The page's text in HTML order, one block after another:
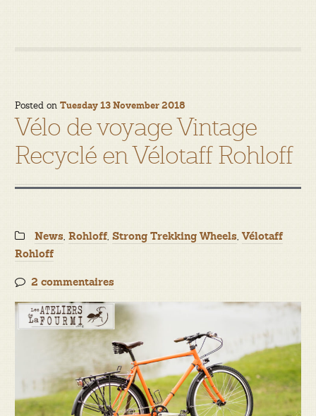
Posted on Tuesday 13 November 2018
Vélo de voyage Vintage
Recyclé en Vélotaff Rohloff
Categories:
News, Rohloff, Strong Trekking Wheels,Vélotaff
Rohloff
2 commentaires